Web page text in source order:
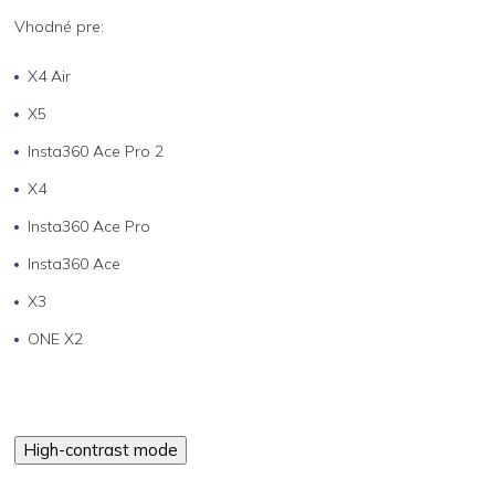
Vhodné pre:
X4 Air
X5
Insta360 Ace Pro 2
X4
Insta360 Ace Pro
Insta360 Ace
X3
ONE X2
High-contrast mode